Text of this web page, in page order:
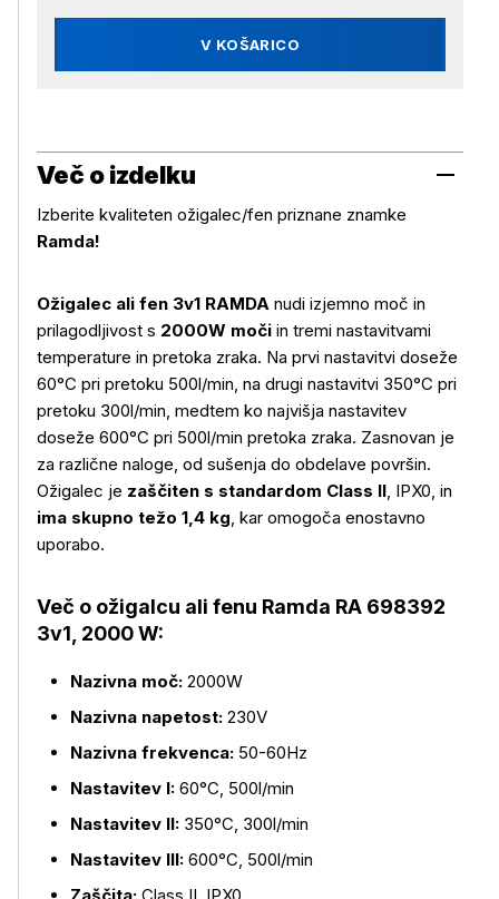
V KOŠARICO
Več o izdelku
Več o izdelku
Izberite kvaliteten ožigalec/fen priznane znamke
Ramda!
Ožigalec ali fen 3v1 RAMDA nudi izjemno moč in
prilagodljivost s 2000W moči in tremi nastavitvami
temperature in pretoka zraka. Na prvi nastavitvi doseže
60°C pri pretoku 500l/min, na drugi nastavitvi 350°C pri
pretoku 300l/min, medtem ko najvišja nastavitev
doseže 600°C pri 500l/min pretoka zraka. Zasnovan je
za različne naloge, od sušenja do obdelave površin.
Ožigalec je zaščiten s standardom Class II, IPX0, in
ima skupno težo 1,4 kg, kar omogoča enostavno
uporabo.
Več o ožigalcu ali fenu Ramda RA 698392
3v1, 2000 W:
Nazivna moč: 2000W
Nazivna napetost: 230V
Nazivna frekvenca: 50-60Hz
Nastavitev I: 60°C, 500l/min
Nastavitev II: 350°C, 300l/min
Nastavitev III: 600°C, 500l/min